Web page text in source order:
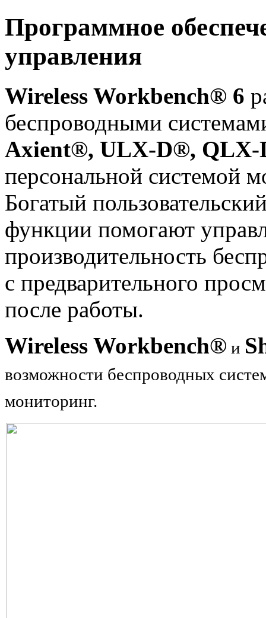
Программное
управления
Wireless Workbench® 6
беспроводными
Axient®, ULX-D®,
персональной системой
Богатый
функции помогают
производительность
с предварительного
после работы.
Wireless Workbench® и
возможности беспроводных
мониторинг.